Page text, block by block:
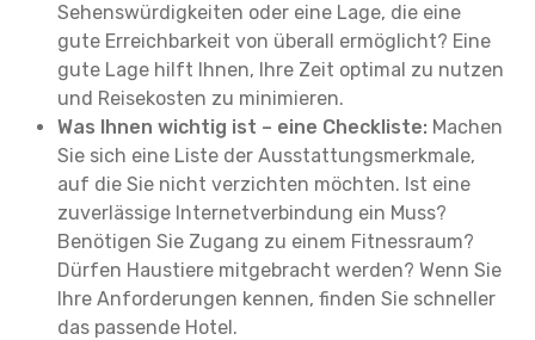
Sehenswürdigkeiten oder eine Lage, die eine
gute Erreichbarkeit von überall ermöglicht? Eine
gute Lage hilft Ihnen, Ihre Zeit optimal zu nutzen
und Reisekosten zu minimieren.
Was Ihnen wichtig ist – eine Checkliste: Machen
Sie sich eine Liste der Ausstattungsmerkmale,
auf die Sie nicht verzichten möchten. Ist eine
zuverlässige Internetverbindung ein Muss?
Benötigen Sie Zugang zu einem Fitnessraum?
Dürfen Haustiere mitgebracht werden? Wenn Sie
Ihre Anforderungen kennen, finden Sie schneller
das passende Hotel.